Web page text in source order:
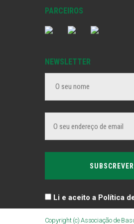
PARCEIROS
NEWSLETTER
Li e aceito a Política
Copyright (c) Associação de